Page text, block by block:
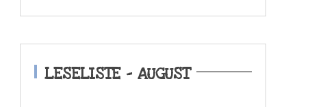
c
h
f LESELISTE – AUGUST